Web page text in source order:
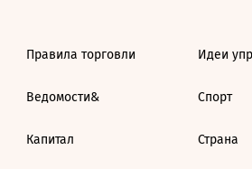
Правила торговли
Ведомости&
Капитал
Идеи
Спорт
Страна